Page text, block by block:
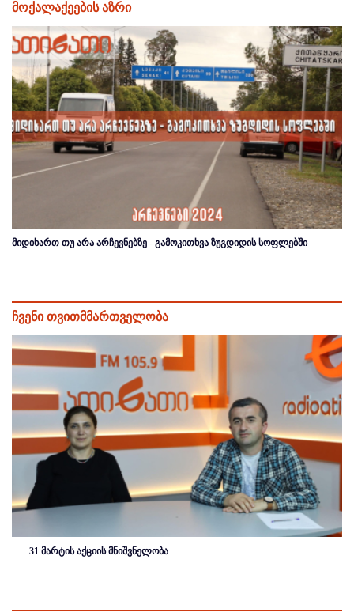
მოქალაქეების აზრი
მიდიხართ თუ არა არჩევნებზე - გამოკითხვა ზუგდიდის სოფლებში
ჩვენი თვითმმართველობა
31 მარტის აქციის მნიშვნელობა